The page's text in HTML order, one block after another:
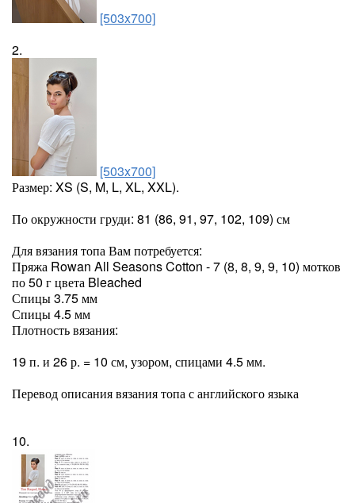
[503x700]
2.
[503x700]
Размер: XS (S, M, L, XL, XXL).
По окружности груди: 81 (86, 91, 97, 102, 109) см
Для вязания топа Вам потребуется:
Пряжа Rowan All Seasons Cotton - 7 (8, 8, 9, 9, 10) мотков
по 50 г цвета Bleached
Спицы 3.75 мм
Спицы 4.5 мм
Плотность вязания:
19 п. и 26 р. = 10 см, узором, спицами 4.5 мм.
Перевод описания вязания топа с английского языка
10.